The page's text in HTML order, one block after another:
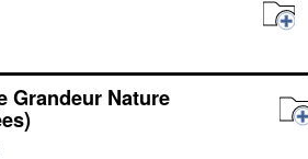
Grandeur Nature